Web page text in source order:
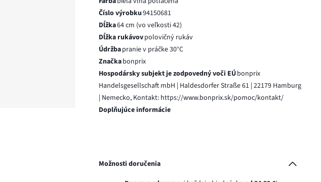
Číslo výrobku94150681
Dĺžka64 cm (vo veľkosti 42)
Dĺžka rukávovpolovičný rukáv
Údržbapranie v práčke 30°C
Značkabonprix
Hospodársky subjekt je zodpovedný voči EÚbonprix
Handelsgesellschaft mbH | Haldesdorfer Straße 61 | 22179 Hamburg
| Nemecko, Kontakt: https://www.bonprix.sk/pomoc/kontakt/
Doplňujúce informácie
Možnosti doručenia